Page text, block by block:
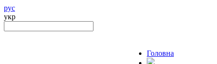
рус
укр
Головна